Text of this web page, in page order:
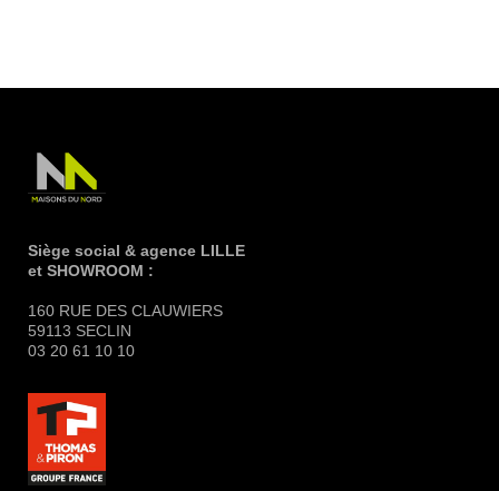
Siège social & agence LILLE
et SHOWROOM :
160 RUE DES CLAUWIERS
59113 SECLIN
03 20 61 10 10